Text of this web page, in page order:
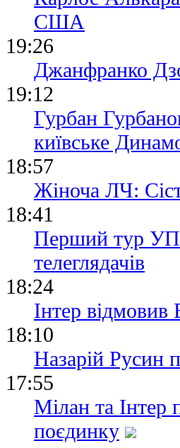
США
19:26
Джанфранко
19:12
Гурбан
київське
18:57
Жіноча ЛЧ:
18:41
Перший тур
телеглядачів
18:24
Інтер
18:10
Назарій Русин
17:55
Мілан та Інтер
поєдинку